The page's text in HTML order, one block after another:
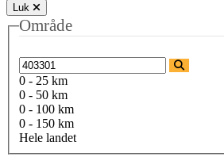
Luk
Område
0 - 25 km
0 - 50 km
0 - 100 km
0 - 150 km
Hele landet